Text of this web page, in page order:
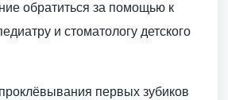
обратиться за помощью к
и стоматологу детского
первых зубиков